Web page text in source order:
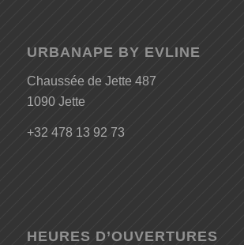
URBANAPE BY EVLINE
Chaussée de Jette 487
1090 Jette
+32 478 13 92 73
HEURES D’OUVERTURES